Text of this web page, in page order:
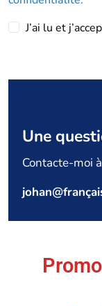
J’ai lu et
Se
Identifiant
de moi
Une
Contacte-moi